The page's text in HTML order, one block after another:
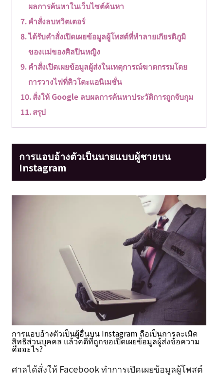
ผลการค้นหาในเว็บไซต์ค้นหา
คำสั่งลบทวิตเตอร์
ได้รับคำสั่งเปิดเผยข้อมูลผู้โพสต์ที่ทำลายเกียรติภูมิ
ของแม่ของศิลปินหญิง
คำสั่งเปิดเผยข้อมูลผู้ส่งในเหตุการณ์ฆาตกรรมโดย
การวางไฟที่คิวโตะแอนิเมชั่น
สั่งให้ Google ลบผลการค้นหาประวัติการถูกจับกุม
สรุป
การแอบอ้างตัวเป็นนายแบบผู้ชายบน
Instagram
การแอบอ้างตัวเป็นผู้อื่นบน Instagram ถือเป็นการละเมิด
สิทธิส่วนบุคคล แล้วคดีที่ถูกขอเปิดเผยข้อมูลผู้ส่งข้อความ
คืออะไร?
ศาลได้สั่งให้ Facebook ทำการเปิดเผยข้อมูลผู้โพสต์